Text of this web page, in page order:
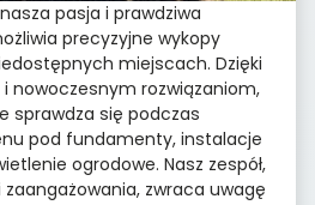
pasja i prawdziwa
precyzyjne wykopy
miejscach. Dzięki
nowoczesnym rozwiązaniom,
sprawdza się podczas
pod fundamenty, instalacje
ogrodowe. Nasz zespół,
zaangażowania, zwraca uwagę